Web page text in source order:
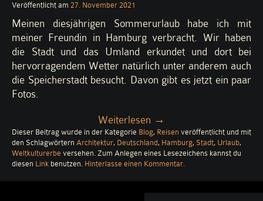
Veröffentlicht am 27. November 2021
Meinen diesjährigen Sommerurlaub habe ich mit
meiner Freundin in Hamburg verbracht. Wir haben
die Stadt und das Umland erkundet und dort bei
hervorragendem Wetter natürlich unter anderem auch
die Speicherstadt besucht. Davon gibt es jetzt ein paar
Fotos.
Weiterlesen „Backstein
im
Abendsonnenschein“
→
Dieser Beitrag wurde in der Kategorie Blog, Reisen veröffentlicht und mit
den Schlagwörtern Architektur, Deutschland, Hamburg, Stadt, Urlaub,
Weltkulturerbe versehen. Zum Anlegen eines Lesezeichens kannst du
diesen Link benutzen. Hinterlasse einen Kommentarzu
Abendsonnenschein
.